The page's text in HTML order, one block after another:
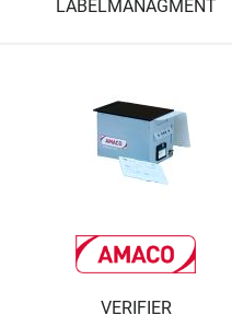
LABELMANAGMENT
VERIFIER